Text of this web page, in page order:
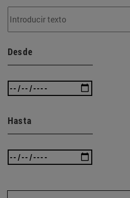
Desde
Hasta